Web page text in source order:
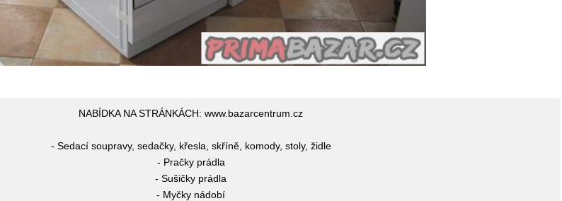
NABÍDKA NA STRÁNKÁCH: www.bazarcentrum.cz
- Sedací soupravy, sedačky, křesla, skříně, komody, stoly, židle
- Pračky prádla
- Sušičky prádla
- Myčky nádobí